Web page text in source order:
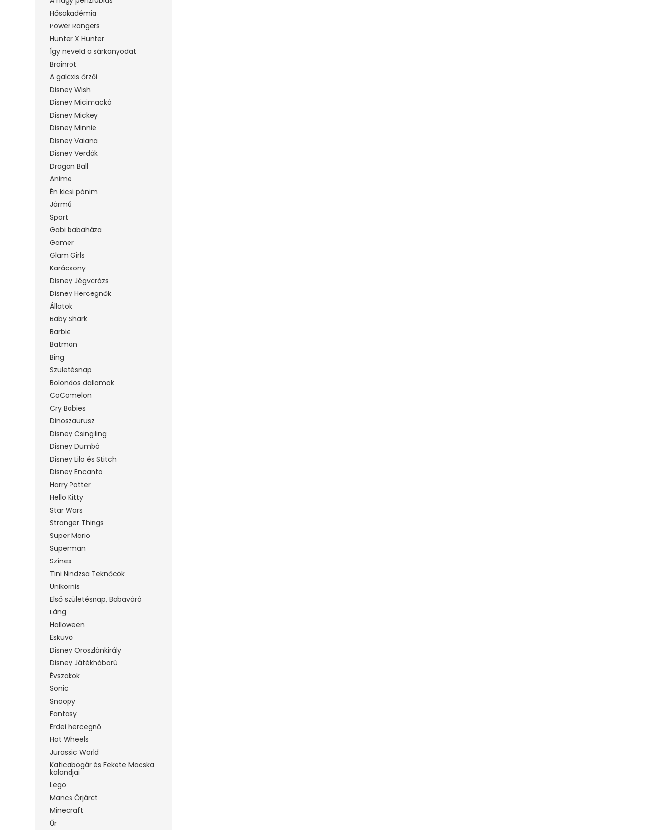
Hősakadémia
Power Rangers
Hunter X Hunter
Így neveld a sárkányodat
Brainrot
A galaxis őrzői
Disney Wish
Disney Micimackó
Disney Mickey
Disney Minnie
Disney Vaiana
Disney Verdák
Dragon Ball
Anime
Én kicsi pónim
Jármű
Sport
Gabi babaháza
Gamer
Glam Girls
Karácsony
Disney Jégvarázs
Disney Hercegnők
Állatok
Baby Shark
Barbie
Batman
Bing
Születésnap
Bolondos dallamok
CoComelon
Cry Babies
Dinoszaurusz
Disney Csingiling
Disney Dumbó
Disney Lilo és Stitch
Disney Encanto
Harry Potter
Hello Kitty
Star Wars
Stranger Things
Super Mario
Superman
Színes
Tini Nindzsa Teknőcök
Unikornis
Első születésnap, Babaváró
Láng
Halloween
Esküvő
Disney Oroszlánkirály
Disney Játékháború
Évszakok
Sonic
Snoopy
Fantasy
Erdei hercegnő
Hot Wheels
Jurassic World
Katicabogár és Fekete Macska
kalandjai
Lego
Mancs Őrjárat
Minecraft
Űr